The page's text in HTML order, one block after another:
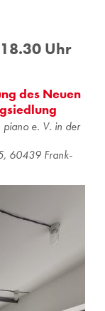
Uhr
des Neuen
piano e. V. in der
60439 Frank­